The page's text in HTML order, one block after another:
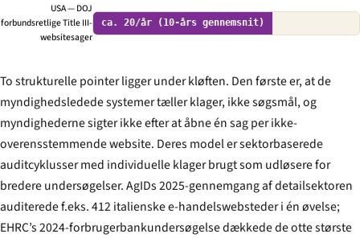
USA — DOJ
forbundsretlige Title III-
websitesager
ca. 20/år (10-års gennemsnit)
To strukturelle pointer ligger under kløften. Den første er, at de
myndighedsledede systemer tæller klager, ikke søgsmål, og
myndighederne sigter ikke efter at åbne én sag per ikke-
overensstemmende website. Deres model er sektorbaserede
auditcyklusser med individuelle klager brugt som udløsere for
bredere undersøgelser. AgIDs 2025-gennemgang af detailsektoren
auditerede f.eks. 412 italienske e-handelswebsteder i én øvelse;
EHRC’s 2024-forbrugerbankundersøgelse dækkede de otte største